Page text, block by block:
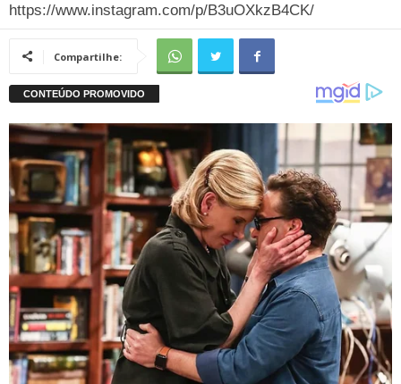
https://www.instagram.com/p/B3uOXkzB4CK/
Compartilhe: